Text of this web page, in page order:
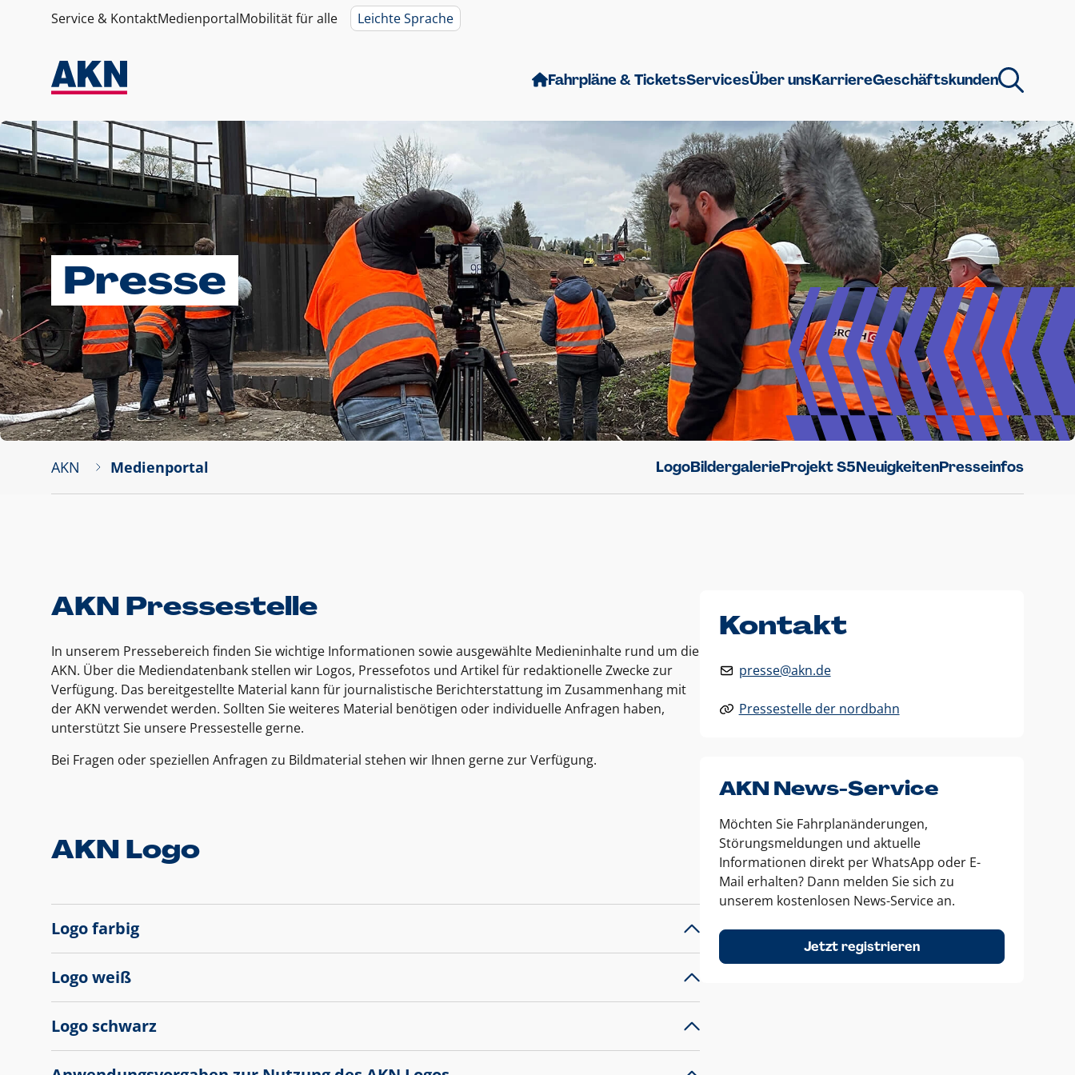
Service & KontaktMedienportalMobilität für alle Leichte Sprache
Fahrpläne & TicketsServicesÜber unsKarriereGeschäftskunden
Presse
AKN Medienportal LogoBildergalerieProjekt S5NeuigkeitenPresseinfos
AKN Pressestelle
In unserem Pressebereich finden Sie wichtige Informationen sowie ausgewählte Medieninhalte rund um die
AKN. Über die Mediendatenbank stellen wir Logos, Pressefotos und Artikel für redaktionelle Zwecke zur
Verfügung. Das bereitgestellte Material kann für journalistische Berichterstattung im Zusammenhang mit
der AKN verwendet werden. Sollten Sie weiteres Material benötigen oder individuelle Anfragen haben,
unterstützt Sie unsere Pressestelle gerne.
Bei Fragen oder speziellen Anfragen zu Bildmaterial stehen wir Ihnen gerne zur Verfügung.
AKN Logo
Logo farbig
Logo weiß
Logo schwarz
Kontakt
presse@akn.de
Pressestelle der nordbahn
AKN News-Service
Möchten Sie Fahrplanänderungen,
Störungsmeldungen und aktuelle
Informationen direkt per WhatsApp oder E-
Mail erhalten? Dann melden Sie sich zu
unserem kostenlosen News-Service an.
Jetzt registrieren